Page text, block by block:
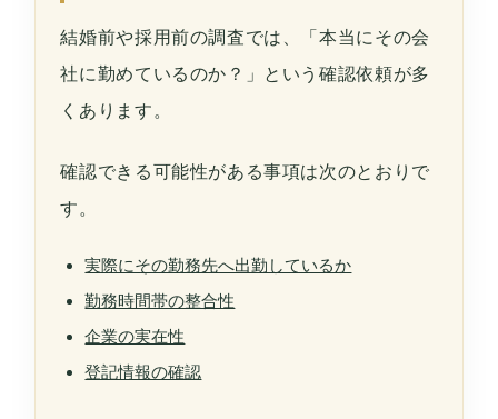
結婚前や採用前の調査では、「本当にその会
社に勤めているのか？」という確認依頼が多
くあります。
確認できる可能性がある事項は次のとおりで
す。
実際にその勤務先へ出勤しているか
勤務時間帯の整合性
企業の実在性
登記情報の確認